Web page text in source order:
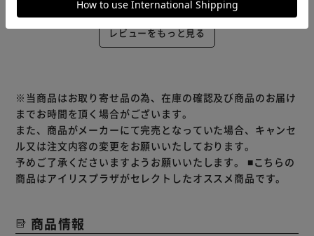
レビューをもっと見る
※当商品はお取り寄せ品の為、在庫の確認及び商品のお届け
までお時間を頂く場合がございます。
また、商品がメーカーにて完売となっていた場合、キャンセ
ル又は注文内容の変更をお願いいたしております。
予めご了承くださいますようお願いいたします。 ■こちらの
商品はアイリスプラザがセレクトしたオススメ商品です。
商品情報